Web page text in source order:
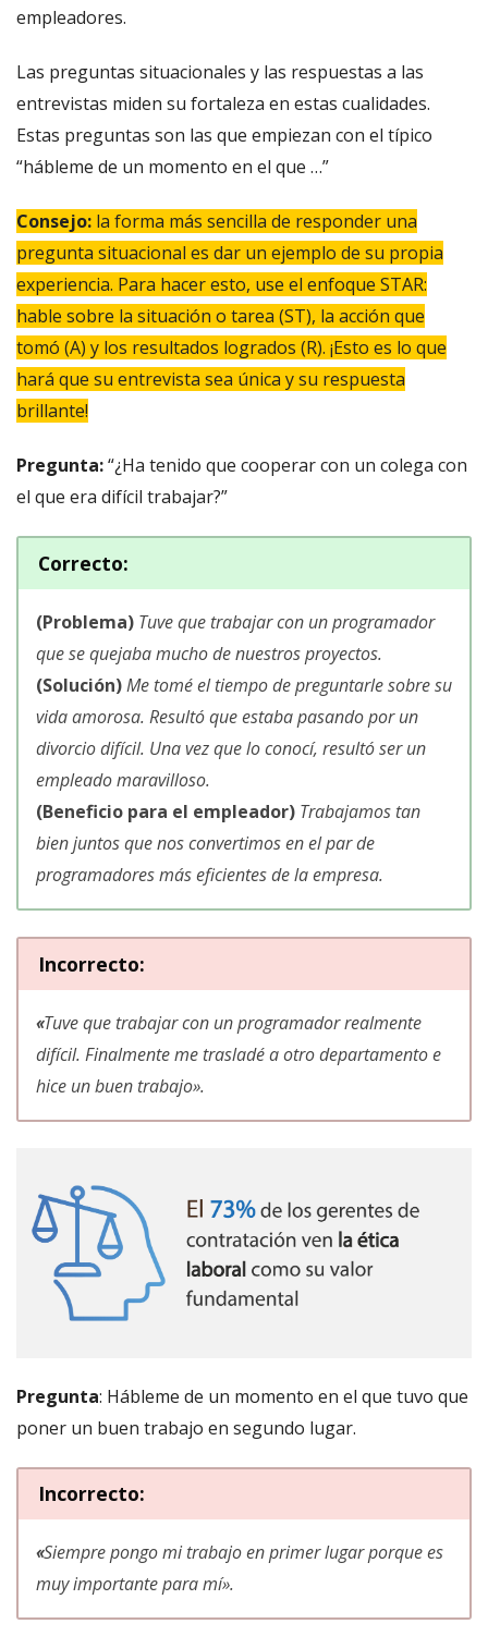
empleadores.
Las preguntas situacionales y las respuestas a las
entrevistas miden su fortaleza en estas cualidades.
Estas preguntas son las que empiezan con el típico
“hábleme de un momento en el que …”
Consejo: la forma más sencilla de responder una
pregunta situacional es dar un ejemplo de su propia
experiencia. Para hacer esto, use el enfoque STAR:
hable sobre la situación o tarea (ST), la acción que
tomó (A) y los resultados logrados (R). ¡Esto es lo que
hará que su entrevista sea única y su respuesta
brillante!
Pregunta:“¿Ha tenido que cooperar con un colega con
el que era difícil trabajar?”
Correcto:
(Problema) Tuve que trabajar con un programador
que se quejaba mucho de nuestros proyectos.
(Solución)Me tomé el tiempo de preguntarle sobre su
vida amorosa. Resultó que estaba pasando por un
divorcio difícil. Una vez que lo conocí, resultó ser un
empleado maravilloso.
(Beneficio para el empleador) Trabajamos tan
bien juntos que nos convertimos en el par de
programadores más eficientes de la empresa.
Incorrecto:
«Tuve que trabajar con un programador realmente
difícil. Finalmente me trasladé a otro departamento e
hice un buen trabajo».
Pregunta: Hábleme de un momento en el que tuvo que
poner un buen trabajo en segundo lugar.
Incorrecto:
«Siempre pongo mi trabajo en primer lugar porque es
muy importante para mí».